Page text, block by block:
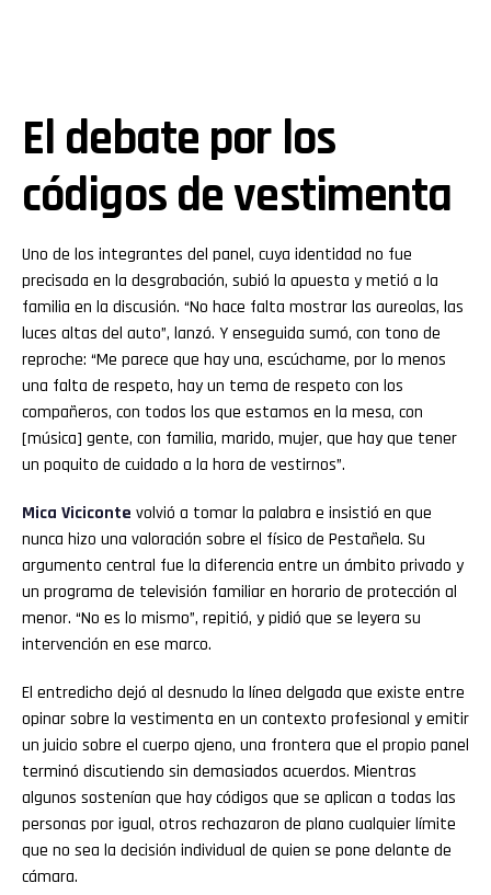
El debate por los
códigos de vestimenta
Uno de los integrantes del panel, cuya identidad no fue
precisada en la desgrabación, subió la apuesta y metió a la
familia en la discusión. “No hace falta mostrar las aureolas, las
luces altas del auto”, lanzó. Y enseguida sumó, con tono de
reproche: “Me parece que hay una, escúchame, por lo menos
una falta de respeto, hay un tema de respeto con los
compañeros, con todos los que estamos en la mesa, con
[música] gente, con familia, marido, mujer, que hay que tener
un poquito de cuidado a la hora de vestirnos”.
Mica Viciconte volvió a tomar la palabra e insistió en que
nunca hizo una valoración sobre el físico de Pestañela. Su
argumento central fue la diferencia entre un ámbito privado y
un programa de televisión familiar en horario de protección al
menor. “No es lo mismo”, repitió, y pidió que se leyera su
intervención en ese marco.
El entredicho dejó al desnudo la línea delgada que existe entre
opinar sobre la vestimenta en un contexto profesional y emitir
un juicio sobre el cuerpo ajeno, una frontera que el propio panel
terminó discutiendo sin demasiados acuerdos. Mientras
algunos sostenían que hay códigos que se aplican a todas las
personas por igual, otros rechazaron de plano cualquier límite
que no sea la decisión individual de quien se pone delante de
cámara.